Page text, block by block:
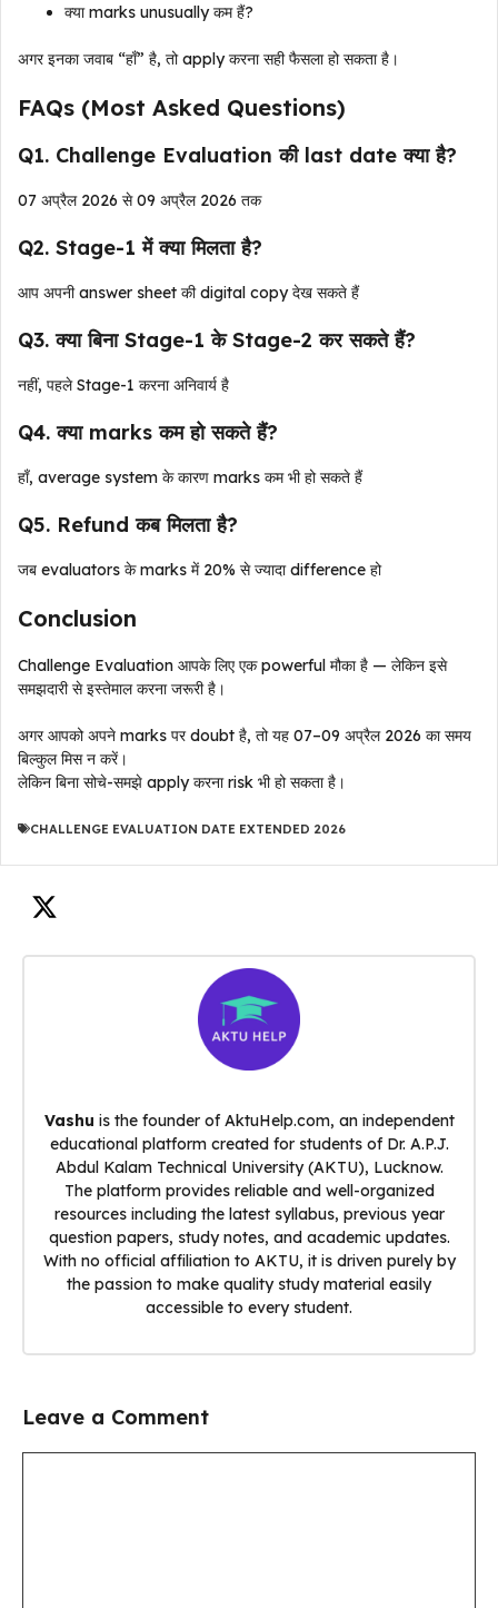
क्या marks unusually कम हैं?
अगर इनका जवाब “हाँ” है, तो apply करना सही फैसला हो सकता है।
FAQs (Most Asked Questions)
Q1. Challenge Evaluation की last date क्या है?
07 अप्रैल 2026 से 09 अप्रैल 2026 तक
Q2. Stage-1 में क्या मिलता है?
आप अपनी answer sheet की digital copy देख सकते हैं
Q3. क्या बिना Stage-1 के Stage-2 कर सकते हैं?
नहीं, पहले Stage-1 करना अनिवार्य है
Q4. क्या marks कम हो सकते हैं?
हाँ, average system के कारण marks कम भी हो सकते हैं
Q5. Refund कब मिलता है?
जब evaluators के marks में 20% से ज्यादा difference हो
Conclusion
Challenge Evaluation आपके लिए एक powerful मौका है — लेकिन इसे
समझदारी से इस्तेमाल करना जरूरी है।
अगर आपको अपने marks पर doubt है, तो यह 07–09 अप्रैल 2026 का समय
बिल्कुल मिस न करें।
लेकिन बिना सोचे-समझे apply करना risk भी हो सकता है।
CHALLENGE EVALUATION DATE EXTENDED 2026
Vashu is the founder of AktuHelp.com, an independent
educational platform created for students of Dr. A.P.J.
Abdul Kalam Technical University (AKTU), Lucknow.
The platform provides reliable and well-organized
resources including the latest syllabus, previous year
question papers, study notes, and academic updates.
With no official affiliation to AKTU, it is driven purely by
the passion to make quality study material easily
accessible to every student.
Leave a Comment